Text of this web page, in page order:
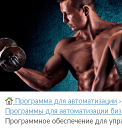
Программа для автоматизации ›
Программы для автоматизации
Программное обеспечение для